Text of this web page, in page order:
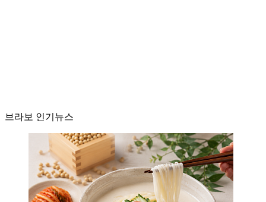
브라보 인기뉴스